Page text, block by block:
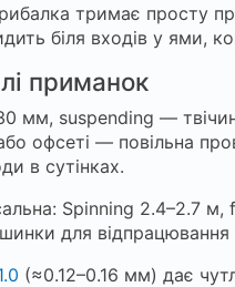
тримає просту
біля входів у ями,
приманок
мм, suspending —
або офсеті — повільна
в сутінках.
Spinning 2.4–2.7
для
(≈0.12–0.16 мм) дає